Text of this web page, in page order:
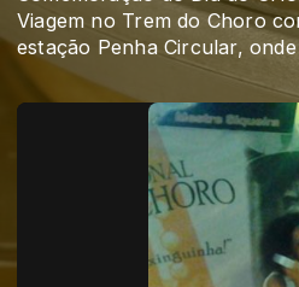
Viagem no Trem do Choro
estação Penha Circular,